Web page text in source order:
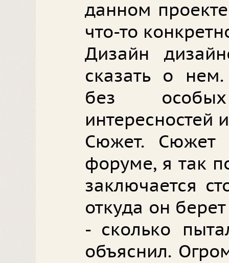
данном
что-то
Дизайн
сказать о нем.
без
интересностей
Сюжет. Сюжет
форуме, я так
заключается
откуда он
- сколько
объяснил.